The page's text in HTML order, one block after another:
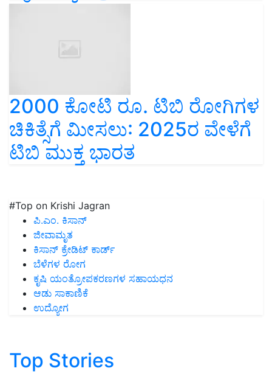
2000 ಕೋಟಿ ರೂ. ಟಿಬಿ ರೋಗಿಗಳ
ಚಿಕಿತ್ಸೆಗೆ ಮೀಸಲು: 2025ರ ವೇಳೆಗೆ
ಟಿಬಿ ಮುಕ್ತ ಭಾರತ
#Top on Krishi Jagran
ಪಿ.ಎಂ. ಕಿಸಾನ್
ಜೀವಾಮೃತ
ಕಿಸಾನ್ ಕ್ರೇಡಿಟ್ ಕಾರ್ಡ್
ಬೆಳೆಗಳ ರೋಗ
ಕೃಷಿ ಯಂತ್ರೋಪಕರಣಗಳ ಸಹಾಯಧನ
ಆಡು ಸಾಕಾಣಿಕೆ
ಉದ್ಯೋಗ
Top Stories